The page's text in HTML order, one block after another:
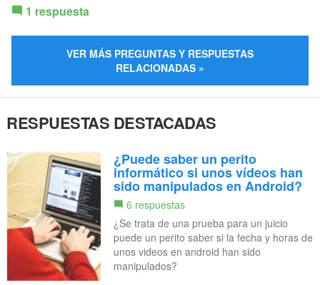
1 respuesta
VER MÁS PREGUNTAS Y RESPUESTAS
RELACIONADAS »
RESPUESTAS DESTACADAS
¿Puede saber un perito
informático si unos vídeos han
sido manipulados en Android?
6 respuestas
¿Se trata de una prueba para un juicio
puede un perito saber si la fecha y horas de
unos videos en android han sido
manipulados?